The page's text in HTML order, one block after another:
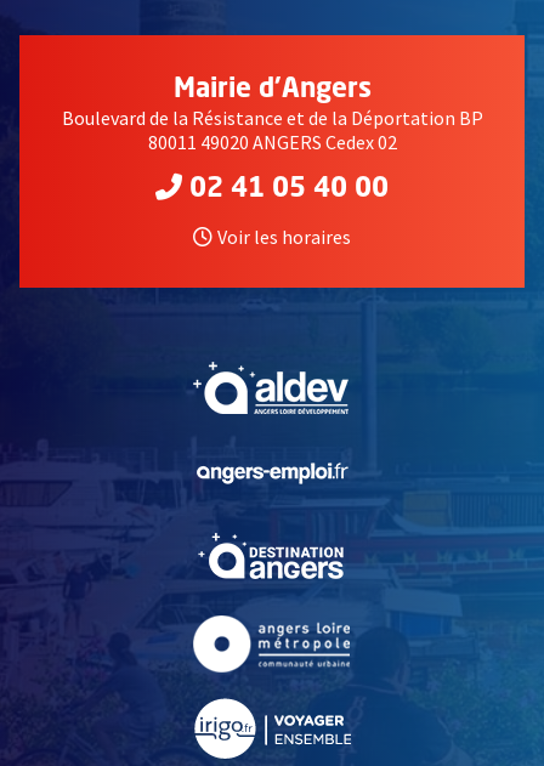
Mairie d'Angers
Boulevard de la Résistance et de la Déportation BP
80011 49020 ANGERS Cedex 02
02 41 05 40 00
Voir les horaires
, Ouvre une nouvelle
, Ouvre une nouvelle